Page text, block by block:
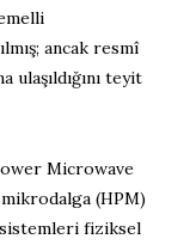
ancak resmî
ulaşıldığını teyit
Microwave
(HPM)
fiziksel